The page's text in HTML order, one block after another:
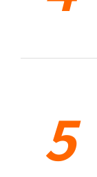
5